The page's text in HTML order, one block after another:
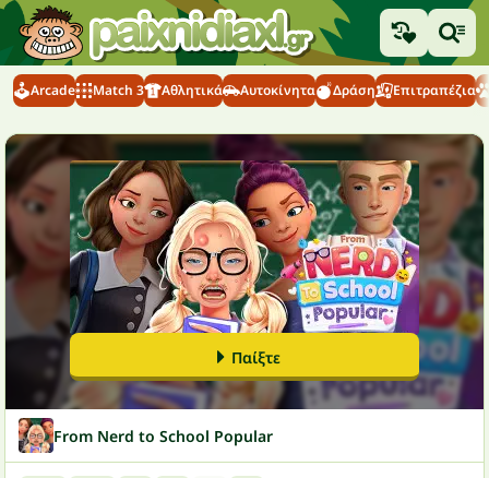
Arcade Match 3 Αθλητικά Αυτοκίνητα Δράση Επιτραπέζια
Παίξτε
From Nerd to School Popular